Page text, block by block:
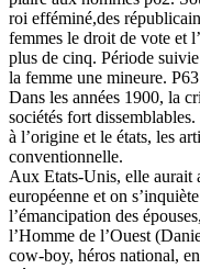
roi efféminé,des
femmes le droit de vote et
plus de cinq. Période
la femme une mineure. P63
Dans les années 1900, la
sociétés fort
à l’origine et le états, les
conventionnelle.
Aux Etats-Unis, elle aurait
européenne et on
l’émancipation des
l’Homme de l’Ouest
cow-boy, héros national,